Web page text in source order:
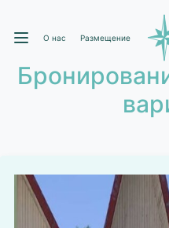
О нас Размещение